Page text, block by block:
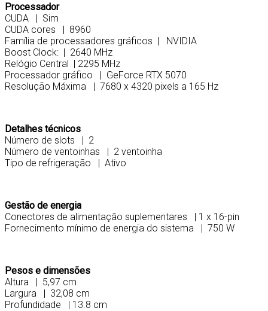
Processador
CUDA | Sim
CUDA cores | 8960
Família de processadores gráficos | NVIDIA
Boost Clock: | 2640 MHz
Relógio Central | 2295 MHz
Processador gráfico | GeForce RTX 5070
Resolução Máxima | 7680 x 4320 pixels a 165 Hz
Detalhes técnicos
Número de slots | 2
Número de ventoinhas | 2 ventoinha
Tipo de refrigeração | Ativo
Gestão de energia
Conectores de alimentação suplementares | 1 x 16-pin
Fornecimento mínimo de energia do sistema | 750 W
Pesos e dimensões
Altura | 5,97 cm
Largura | 32,08 cm
Profundidade | 13.8 cm